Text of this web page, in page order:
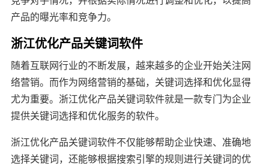
产品的曝光率和竞争力。
浙江优化产品关键词软件
随着互联网行业的不断发展，越来越多的企业开始关注网
络营销。而作为网络营销的基础，关键词选择和优化显得
尤为重要。浙江优化产品关键词软件就是一款专门为企业
提供关键词选择和优化服务的软件。
浙江优化产品关键词软件不仅能够帮助企业快速、准确地
选择关键词，还能够根据搜索引擎的规则进行关键词的优